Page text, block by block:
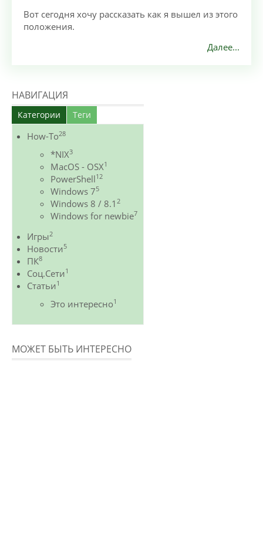
Вот сегодня хочу рассказать как я вышел из этого
положения.
Далее...
НАВИГАЦИЯ
Категории Теги
How-To28
*NIX3
MacOS - OSX1
PowerShell12
Windows 75
Windows 8 / 8.1 2
Windows for newbie7
Игры2
Новости5
ПК8
Соц.Сети1
Статьи1
Это интересно1
МОЖЕТ БЫТЬ ИНТЕРЕСНО